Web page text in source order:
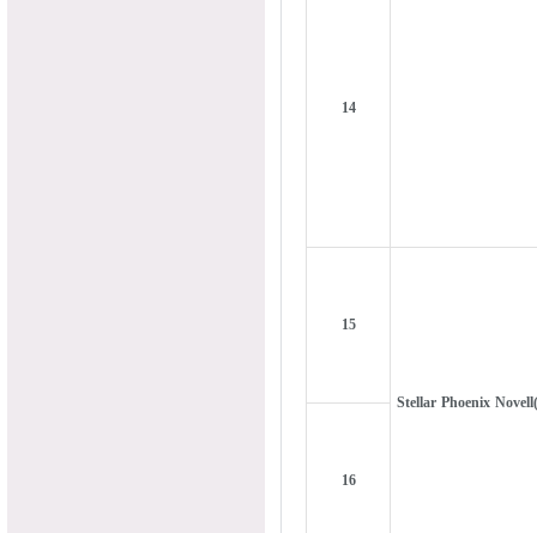
14
15
Stellar Phoenix
16